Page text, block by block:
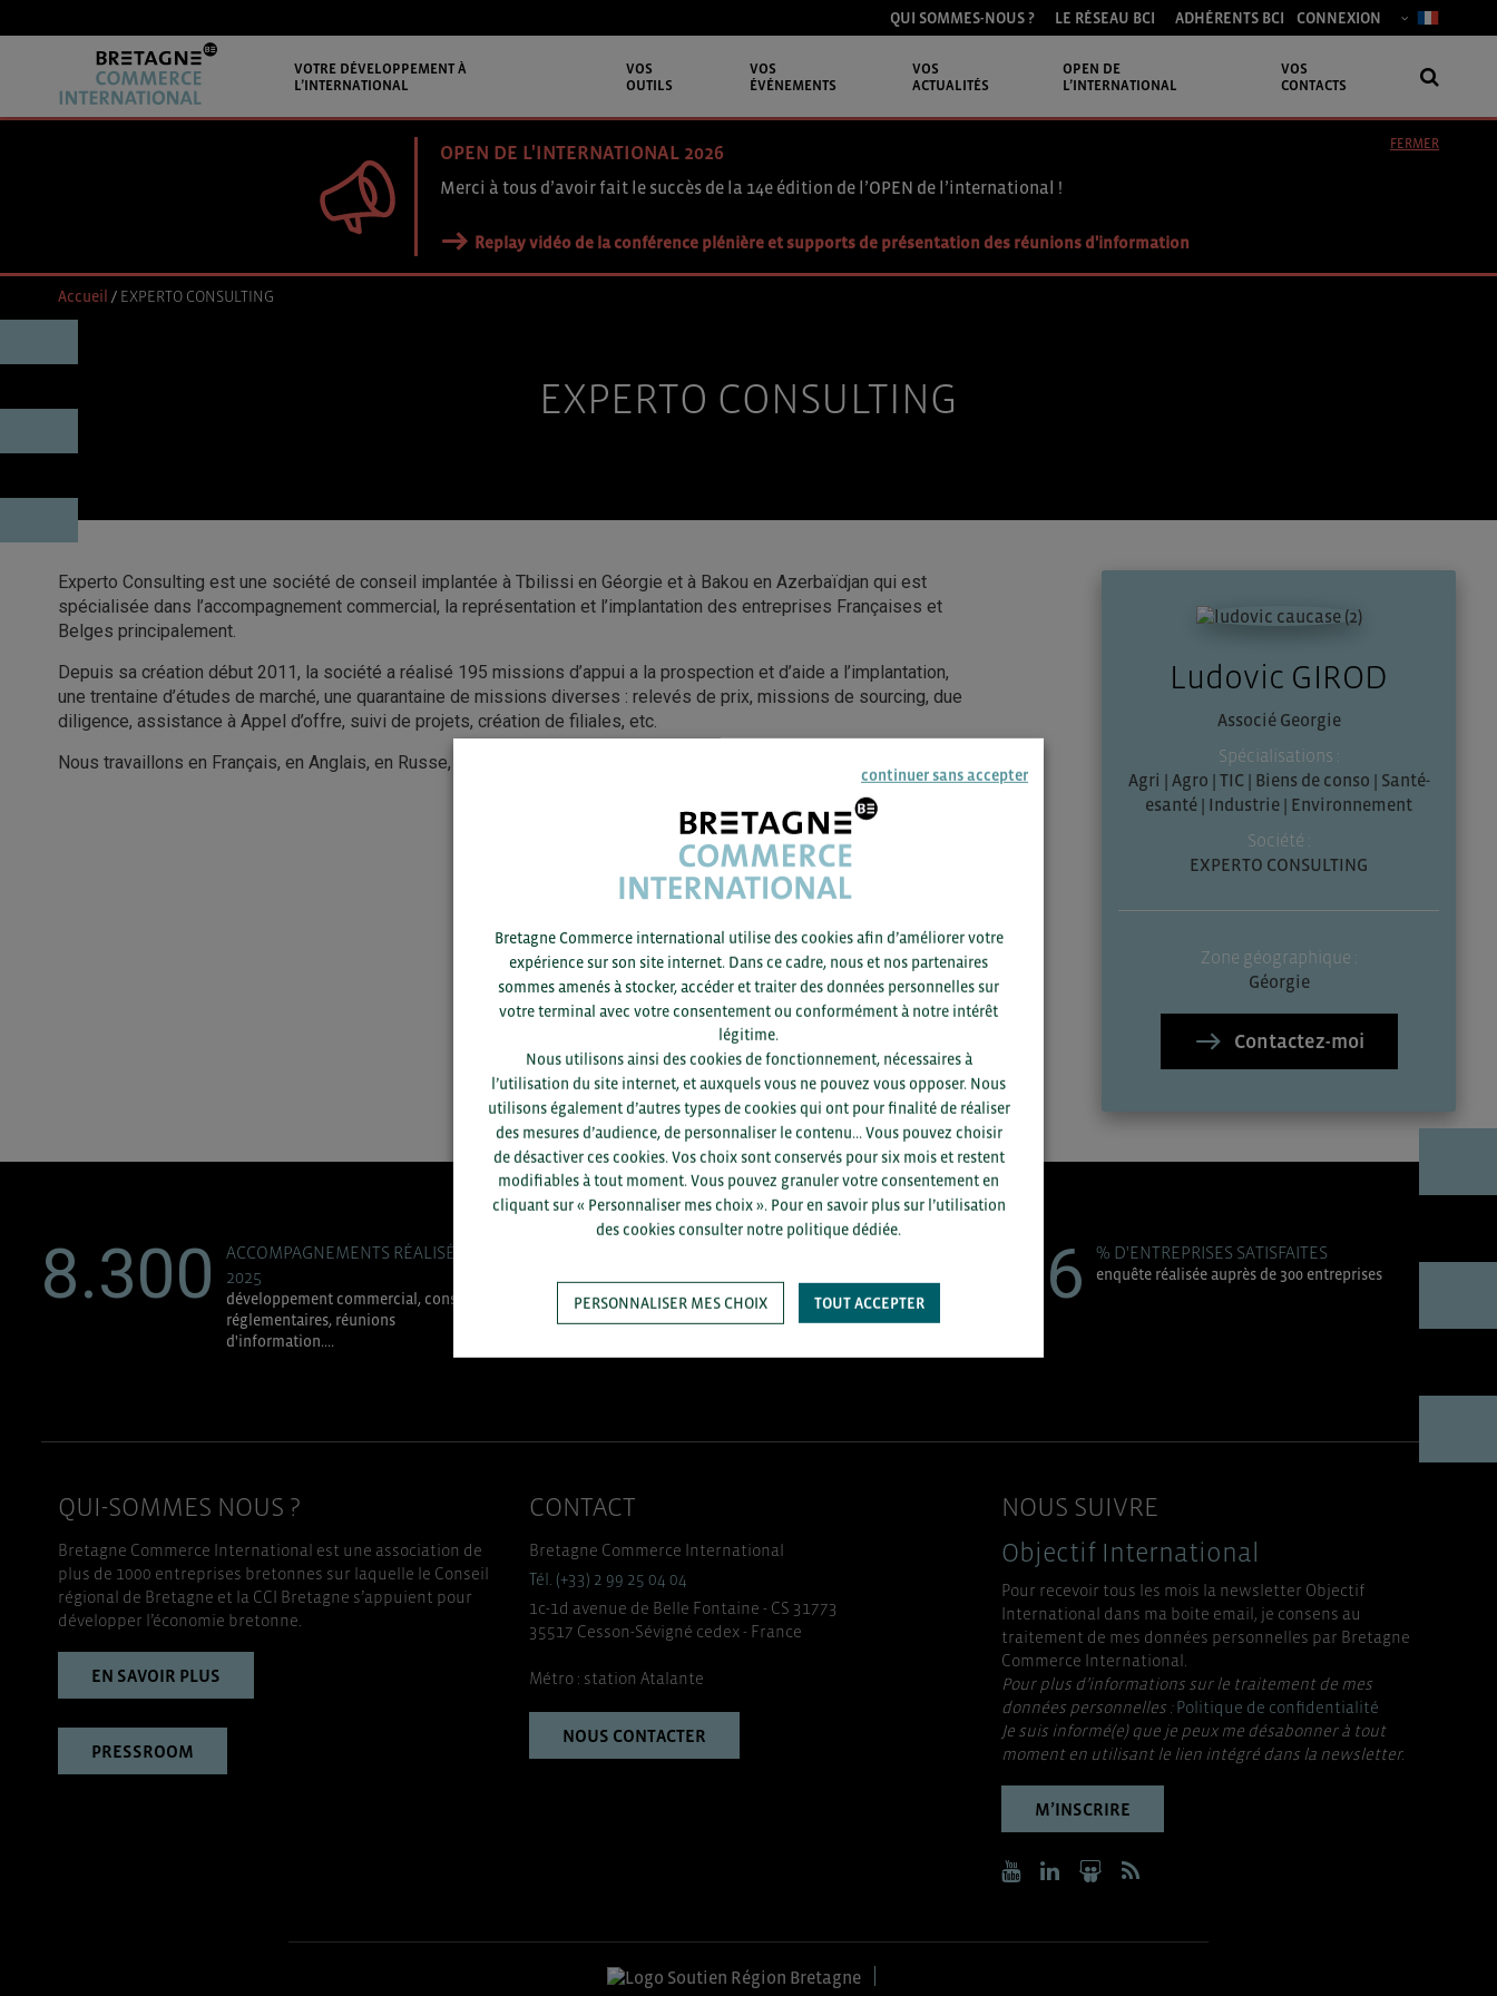
QUI SOMMES-NOUS ? LE RÉSEAU BCI ADHÉRENTS BCI CONNEXION
VOTRE DÉVELOPPEMENT À
L’INTERNATIONAL
VOS
OUTILS
VOS
ÉVÉNEMENTS
VOS
ACTUALITÉS
OPEN DE
L’INTERNATIONAL
VOS
CONTACTS
OPEN DE L'INTERNATIONAL 2026
Merci à tous d’avoir fait le succès de la 14e édition de l’OPEN de l’international !
Replay vidéo de la conférence plénière et supports de présentation des réunions d'information
FERMER
Accueil / EXPERTO CONSULTING
EXPERTO CONSULTING
Experto Consulting est une société de conseil implantée à Tbilissi en Géorgie et à Bakou en Azerbaïdjan qui est
spécialisée dans l’accompagnement commercial, la représentation et l’implantation des entreprises Françaises et
Belges principalement.
Depuis sa création début 2011, la société a réalisé 195 missions d’appui a la prospection et d’aide a l’implantation,
une trentaine d’études de marché, une quarantaine de missions diverses : relevés de prix, missions de sourcing, due
diligence, assistance à Appel d’offre, suivi de projets, création de filiales, etc.
Nous travaillons en Français, en Anglais, en Russe, en Géorgien et en Azéri.
Ludovic GIROD
Associé Georgie
Spécialisations :
Agri | Agro | TIC | Biens de conso | Santé-
esanté | Industrie | Environnement
Société :
EXPERTO CONSULTING
Zone géographique :
Géorgie
Contactez-moi
8.300
ACCOMPAGNEMENTS RÉALISÉS EN
2025
développement commercial, conseils
réglementaires, réunions
d'information....
+1.700
en 2025
96 % D'ENTREPRISES SATISFAITES
enquête réalisée auprès de 300 entreprises
QUI-SOMMES NOUS ?
Bretagne Commerce International est une association de
plus de 1000 entreprises bretonnes sur laquelle le Conseil
régional de Bretagne et la CCI Bretagne s’appuient pour
développer l’économie bretonne.
EN SAVOIR PLUS
PRESSROOM
CONTACT
Bretagne Commerce International
Tél. (+33) 2 99 25 04 04
1c-1d avenue de Belle Fontaine - CS 31773
35517 Cesson-Sévigné cedex - France
Métro : station Atalante
NOUS CONTACTER
NOUS SUIVRE
Objectif International
Pour recevoir tous les mois la newsletter Objectif
International dans ma boite email, je consens au
traitement de mes données personnelles par Bretagne
Commerce International.
Pour plus d’informations sur le traitement de mes
données personnelles :Politique de confidentialité
Je suis informé(e) que je peux me désabonner à tout
moment en utilisant le lien intégré dans la newsletter.
M’INSCRIRE
continuer sans accepter
Bretagne Commerce international utilise des cookies afin d’améliorer votre
expérience sur son site internet. Dans ce cadre, nous et nos partenaires
sommes amenés à stocker, accéder et traiter des données personnelles sur
votre terminal avec votre consentement ou conformément à notre intérêt
légitime.
Nous utilisons ainsi des cookies de fonctionnement, nécessaires à
l’utilisation du site internet, et auxquels vous ne pouvez vous opposer. Nous
utilisons également d’autres types de cookies qui ont pour finalité de réaliser
des mesures d’audience, de personnaliser le contenu... Vous pouvez choisir
de désactiver ces cookies. Vos choix sont conservés pour six mois et restent
modifiables à tout moment. Vous pouvez granuler votre consentement en
cliquant sur « Personnaliser mes choix ». Pour en savoir plus sur l’utilisation
des cookies consulter notre politique dédiée.
PERSONNALISER MES CHOIX TOUT ACCEPTER